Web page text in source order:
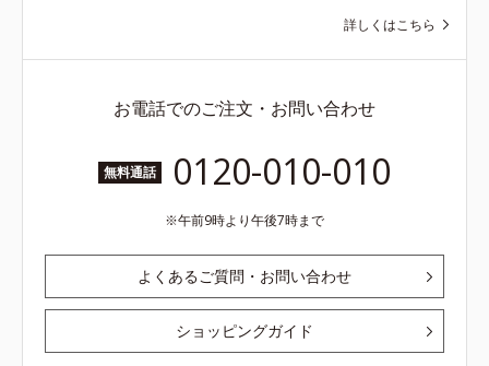
詳しくはこちら
お電話でのご注文・お問い合わせ
無料通話 0120-010-010
午前9時より午後7時まで
よくあるご質問・お問い合わせ
ショッピングガイド